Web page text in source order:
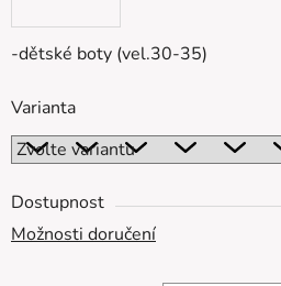
-dětské boty (vel.30-35)
Varianta
Dostupnost
Možnosti doručení